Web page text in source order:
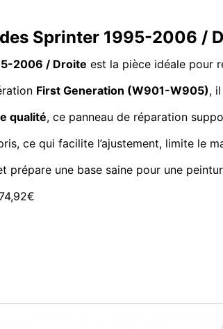
Sprinter 1995-2006 /
2006 / Droite est la pièce idéale pour
First Generation (W901-W905),
qualité, ce panneau de réparation
ce qui facilite l’ajustement, limite le
une base saine pour une